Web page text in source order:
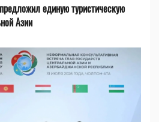
единую туристическую
Азии